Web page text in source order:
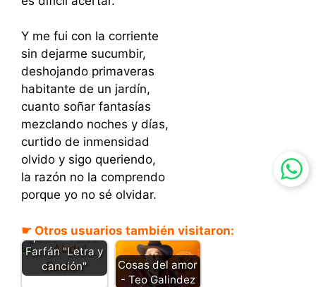
Y me fui con la corriente
sin dejarme sucumbir,
deshojando primaveras
habitante de un jardín,
cuanto soñar fantasías
mezclando noches y días,
curtido de inmensidad
olvido y sigo queriendo,
la razón no la comprendo
porque yo no sé olvidar.
☛ Otros usuarios también visitaron:
querer- Abdul
Farfán "Letra y
canción"
Cosas del amor
- Teo Galindez